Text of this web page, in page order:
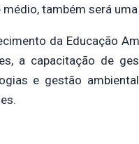
também será
da Educação
a capacitação de
e gestão